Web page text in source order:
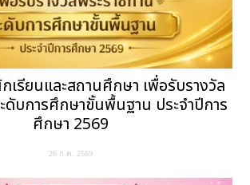
เรียนและสถานศึกษา เพื่อรับรางวัล
ดับการศึกษาขั้นพื้นฐาน ประจำปีการ
ศึกษา 2569
26 ก.ค. 2569